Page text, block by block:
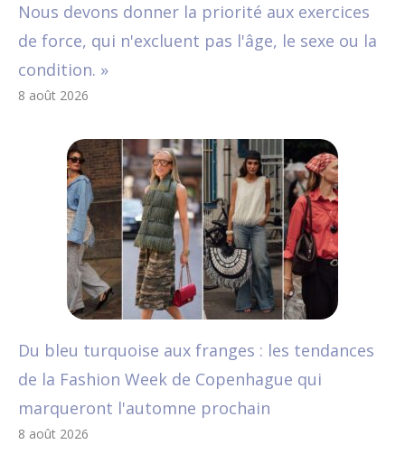
Nous devons donner la priorité aux exercices
de force, qui n'excluent pas l'âge, le sexe ou la
condition. »
8 août 2026
Du bleu turquoise aux franges : les tendances
de la Fashion Week de Copenhague qui
marqueront l'automne prochain
8 août 2026